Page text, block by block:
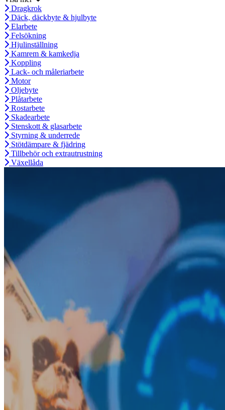
Dragkrok
Däck, däckbyte & hjulbyte
Elarbete
Felsökning
Hjulinställning
Kamrem & kamkedja
Koppling
Lack- och måleriarbete
Motor
Oljebyte
Plåtarbete
Rostarbete
Skadearbete
Stenskott & glasarbete
Styrning & underrede
Stötdämpare & fjädring
Tillbehör och extrautrustning
Växellåda